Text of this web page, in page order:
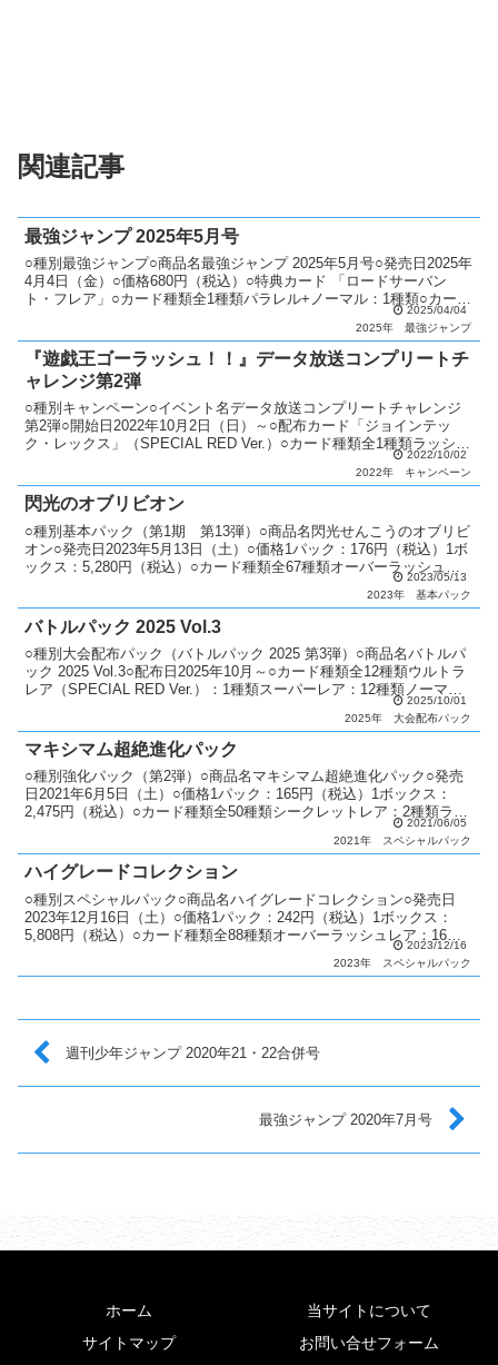
関連記事
最強ジャンプ 2025年5月号
○種別最強ジャンプ○商品名最強ジャンプ 2025年5月号○発売日2025年
4月4日（金）○価格680円（税込）○特典カード 「ロードサーバン
ト・フレア」○カード種類全1種類パラレル+ノーマル：1種類○カード
2025/04/04
2025年
最強ジャンプ
『遊戯王ゴーラッシュ！！』データ放送コンプリートチ
ャレンジ第2弾
○種別キャンペーン○イベント名データ放送コンプリートチャレンジ
第2弾○開始日2022年10月2日（日）～○配布カード「ジョインテッ
ク・レックス」（SPECIAL RED Ver.）○カード種類全1種類ラッシュ
2022/10/02
2022年
キャンペーン
閃光のオブリビオン
○種別基本パック（第1期 第13弾）○商品名閃光せんこうのオブリビ
オン○発売日2023年5月13日（土）○価格1パック：176円（税込）1ボ
ックス：5,280円（税込）○カード種類全67種類オーバーラッシュレ
2023/05/13
2023年
基本パック
バトルパック 2025 Vol.3
○種別大会配布パック（バトルパック 2025 第3弾）○商品名バトルパ
ック 2025 Vol.3○配布日2025年10月～○カード種類全12種類ウルトラ
レア（SPECIAL RED Ver.）：1種類スーパーレア：12種類ノーマ
2025/10/01
2025年
大会配布パック
マキシマム超絶進化パック
○種別強化パック（第2弾）○商品名マキシマム超絶進化パック○発売
日2021年6月5日（土）○価格1パック：165円（税込）1ボックス：
2,475円（税込）○カード種類全50種類シークレットレア：2種類ラッ
2021/06/05
2021年
スペシャルパック
ハイグレードコレクション
○種別スペシャルパック○商品名ハイグレードコレクション○発売日
2023年12月16日（土）○価格1パック：242円（税込）1ボックス：
5,808円（税込）○カード種類全88種類オーバーラッシュレア：16種
2023/12/16
2023年
スペシャルパック
週刊少年ジャンプ 2020年21・22合併号
最強ジャンプ 2020年7月号
ホーム
当サイトについて
サイトマップ
お問い合せフォーム